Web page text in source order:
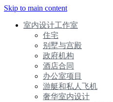
Skip to main content
室内设计工作室
住宅
别墅与宫殿
政府机构
酒店合同
办公室项目
游艇和私人飞机
奢华室内设计